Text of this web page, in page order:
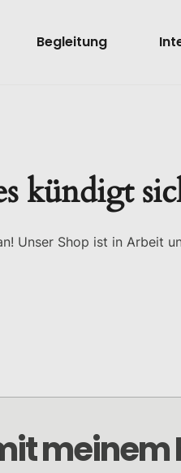
Begleitung
kündigt
Unser Shop ist in Arbeit